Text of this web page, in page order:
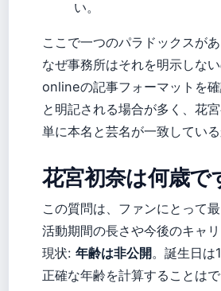
い。
ここで一つのパラドックスが
なぜ事務所はそれを明示しな
onlineの記事フォーマットを
と明記される場合が多く、花
単に本名と芸名が一致してい
花宮初奈は何歳で
この質問は、ファンにとって
活動期間の長さや今後のキャ
現状: 年齢は非公開。誕生日は
正確な年齢を計算することは